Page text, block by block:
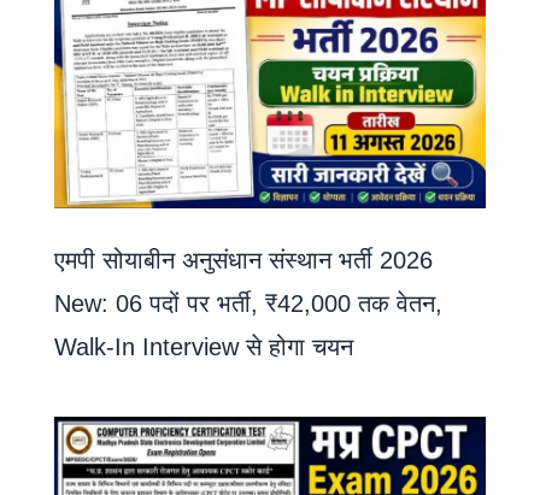
एमपी सोयाबीन अनुसंधान संस्थान भर्ती 2026
New: 06 पदों पर भर्ती, ₹42,000 तक वेतन,
Walk-In Interview से होगा चयन